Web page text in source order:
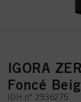
IGORA
Foncé
IDH n° 2936275